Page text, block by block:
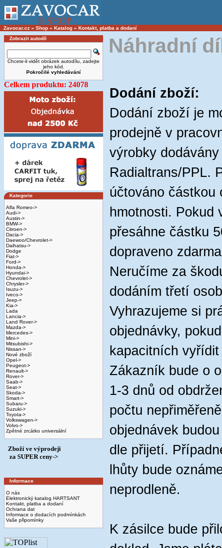
Zavocar.cz » Shop » Katalog » Kontakt, platba a dodaní
Zobrazit autodíl
Chcete-li vidět obrázek autodílu, zadejte
jeho kód.
Pokročilé vyhledávání
Celkem produktu: 24078
Kategorie
Alfa Romeo->
Audi->
Austin->
BMW->
Citroen->
Dacia->
Daewoo/Chevrolet->
Daihatsu->
Dodge
Fiat->
Ford->
Honda->
Hyundai->
Chevrolet->
Chrysler->
Isuzu->
Iveco->
Jeep->
Kia->
Lada
Lancia->
Land Rover->
Mazda->
Mercedes->
Mini->
Mitsubishi->
Nissan->
Nové zboží
Opel->
Peugeot->
Renault->
Rover->
Saab->
Seat->
Skoda->
Smart->
Subaru->
Suzuki->
Toyota->
Volkswagen->
Volvo->
Zpětné zrcátko universální
Zboží ve výprodeji
­ za SUPER ceny->
Informace
O nás
Elektronický katalog HARTSANT
Kontakt, platba a dodaní
Ochrana dat
Informace o dodacích podmínkách
Vaše připomínky
Náhradní
Dodání zboží:
Dodání zboží je
prodejně v
výrobky
Radialtrans/PPL.
účtováno částkou
hmotnosti. Pokud
přesáhne částku
dopraveno
Neručíme za
dodáním třetí
Vyhrazujeme si
objednávky,
kapacitních
Zákazník bude o
1-3 dnů od
počtu
objednávek
dle přijetí.
lhůty bude
neprodleně.
K zásilce bude